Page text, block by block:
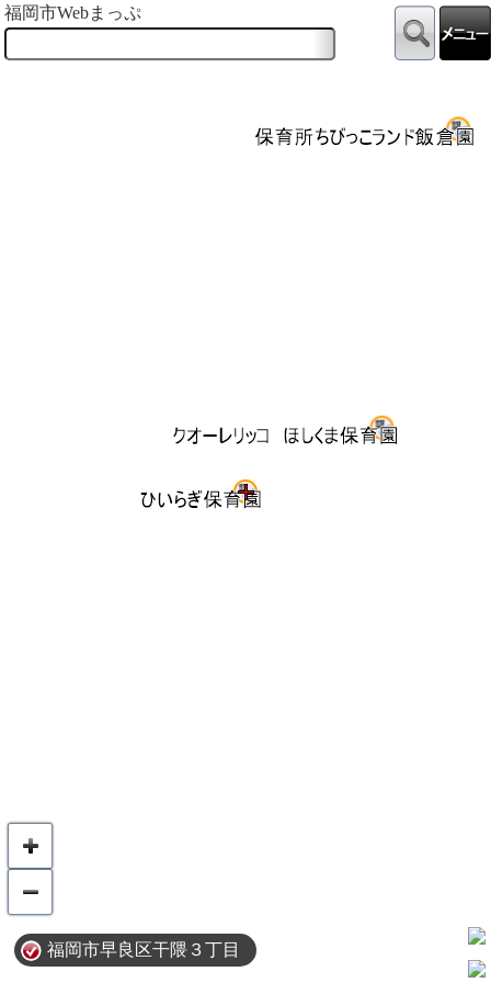
福岡市早良区干隈３丁目
福岡市Webまっぷ